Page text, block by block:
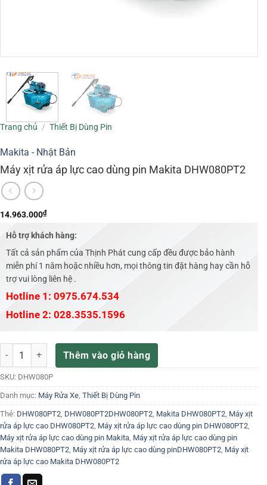
Trang chủ / Thiết Bị Dùng Pin
Makita - Nhật Bản
Máy xịt rửa áp lực cao dùng pin Makita DHW080PT2
14.963.000₫
Hỗ trợ khách hàng:
Tất cả sản phẩm của Thịnh Phát cung cấp đều được bảo hành
miễn phí 1 năm hoặc nhiều hơn, mọi thông tin đặt hàng hay cần hỗ
trợ vui lòng liên hệ .
Hotline 1: 0975.674.534
Hotline 2: 028.3535.1596
Máy xịt rửa áp lực cao dùng pin Makita DHW080PT2 số lượng
Thêm vào giỏ hàng
SKU: DHW080P
Danh mục: Máy Rửa Xe, Thiết Bị Dùng Pin
Thẻ: DHW080PT2, DHW080PT2DHW080PT2, Makita DHW080PT2, Máy xịt
rửa áp lực cao DHW080PT2, Máy xịt rửa áp lực cao dùng pin DHW080PT2,
Máy xịt rửa áp lực cao dùng pin Makita, Máy xịt rửa áp lực cao dùng pin
Makita DHW080PT2, Máy xịt rửa áp lực cao dùng pinDHW080PT2, Máy xịt
rửa áp lực cao Makita DHW080PT2